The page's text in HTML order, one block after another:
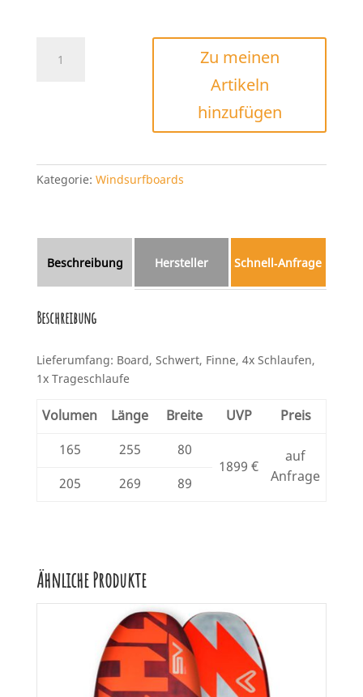
Zu meinen
Artikeln
hinzufügen
Kategorie: Windsurfboards
Beschreibung Hersteller Schnell‑Anfrage
Beschreibung
Lieferumfang: Board, Schwert, Finne, 4x Schlaufen,
1x Trageschlaufe
Volumen Länge Breite UVP
Preis
165
255
80
1899 €
auf
Anfrage
205 269 89
Ähnliche Produkte